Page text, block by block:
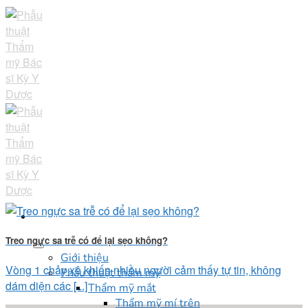
Skip
to
content
Giới thiệu
Phẫu thuật thẩm mỹ
Thẩm mỹ mắt
Thẩm mỹ mí trên
Treo ngực sa trễ có để lại sẹo không?
Vòng 1 chảy xệ khiến nhiều người cảm thấy tự tin, không
dám diện các [...]